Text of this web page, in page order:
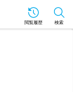
閲覧履歴 検索